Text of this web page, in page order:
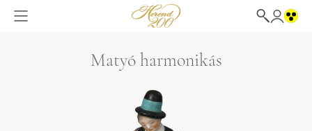
Matyó harmonikás